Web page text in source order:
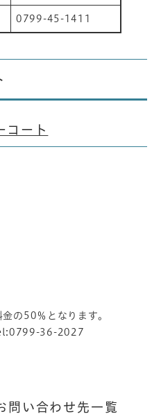
0799-45-1411
コート
の50％となります。
36-2027
問い合わせ先一覧